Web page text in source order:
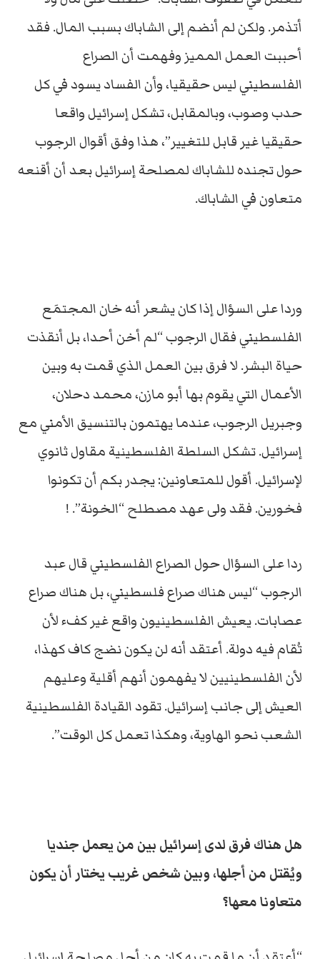
أتذمر. ولكن لم أنضم إلى الشاباك بسبب المال. فقد
أحببت العمل المميز وفهمت أن الصراع
الفلسطيني ليس حقيقيا، وأن الفساد يسود في كل
حدب وصوب، وبالمقابل، تشكل إسرائيل واقعا
حقيقيا غير قابل للتغيير”، هذا وفق أقوال الرجوب
حول تجنده للشاباك لمصلحة إسرائيل بعد أن أقنعه
متعاون في الشاباك.
وردا على السؤال إذا كان يشعر أنه خان المجتمَع
الفلسطيني فقال الرجوب “لم أخن أحدا، بل أنقذت
حياة البشر. لا فرق بين العمل الذي قمت به وبين
الأعمال التي يقوم بها أبو مازن، محمد دحلان،
وجبريل الرجوب، عندما يهتمون بالتنسيق الأمني مع
إسرائيل. تشكل السلطة الفلسطينية مقاول ثانوي
لإسرائيل. أقول للمتعاونين: يجدر بكم أن تكونوا
فخورين. فقد ولى عهد مصطلح “الخونة”. !
ردا على السؤال حول الصراع الفلسطيني قال عبد
الرجوب “ليس هناك صراع فلسطيني، بل هناك صراع
عصابات. يعيش الفلسطينيون واقع غير كفء لأن
تُقام فيه دولة. أعتقد أنه لن يكون نضج كاف كهذا،
لأن الفلسطينيين لا يفهمون أنهم أقلية وعليهم
العيش إلى جانب إسرائيل. تقود القيادة الفلسطينية
الشعب نحو الهاوية، وهكذا تعمل كل الوقت”.
هل هناك فرق لدى إسرائيل بين من يعمل جنديا
ويُقتل من أجلها، وبين شخص غريب يختار أن يكون
متعاونا معها؟